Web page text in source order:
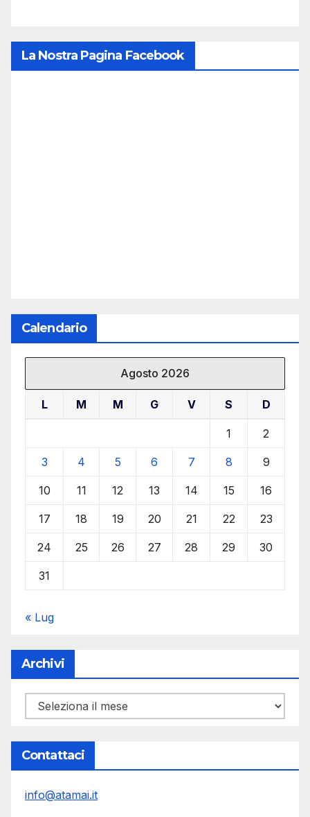
La Nostra Pagina Facebook
Calendario
Agosto 2026
L M M G V S D
1 2
3 4 5 6 7 8 9
10 11 12 13 14 15 16
17 18 19 20 21 22 23
24 25 26 27 28 29 30
31
« Lug
Archivi
Archivi
Contattaci
info@atamai.it